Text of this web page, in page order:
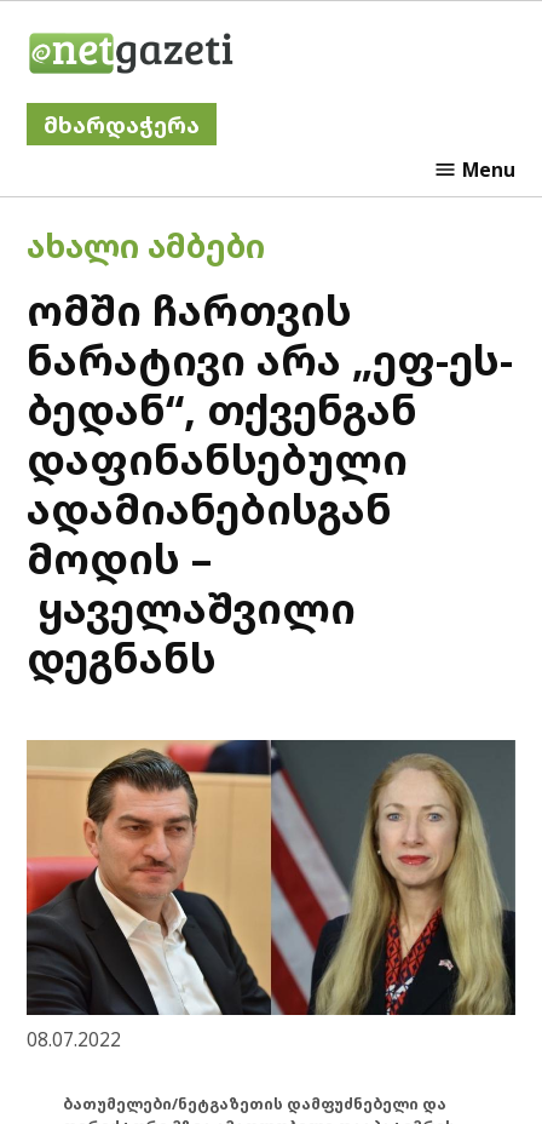
მხარდაჭერა
Menu
POSTED
ᲐᲮᲐᲚᲘ ᲐᲛᲑᲔᲑᲘ
ომში ჩართვის
ნარატივი არა „ეფ-ეს-
ბედან“, თქვენგან
დაფინანსებული
ადამიანებისგან
მოდის –
ყაველაშვილი
დეგნანს
08.07.2022
ბათუმელები/ნეტგაზეთის დამფუძნებელი და